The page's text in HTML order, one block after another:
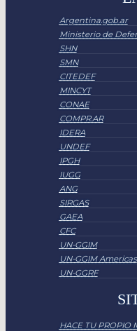
Argentina.gob.ar
Ministerio de
SHN
SMN
CITEDEF
MINCYT
CONAE
COMPR.AR
IDERA
UNDEF
IPGH
IUGG
ANG
SIRGAS
GAEA
CFC
UN-GGIM
UN-GGIM Americas
UN-GGRF
HACE TU PROPIO